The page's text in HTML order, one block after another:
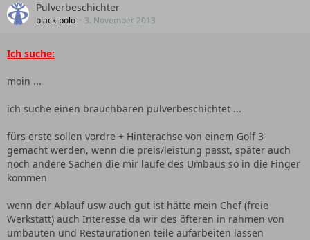
Pulverbeschichter
black-polo 3. November 2013
Ich suche:
moin ...
ich suche einen brauchbaren pulverbeschichtet ...
fürs erste sollen vordre + Hinterachse von einem Golf 3
gemacht werden, wenn die preis/leistung passt, später auch
noch andere Sachen die mir laufe des Umbaus so in die Finger
kommen
wenn der Ablauf usw auch gut ist hätte mein Chef (freie
Werkstatt) auch Interesse da wir des öfteren in rahmen von
umbauten und Restaurationen teile aufarbeiten lassen